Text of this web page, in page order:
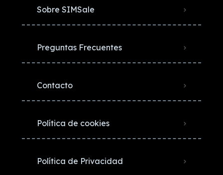
Sobre SIMSale
Preguntas Frecuentes
Contacto
Política de cookies
Política de Privacidad